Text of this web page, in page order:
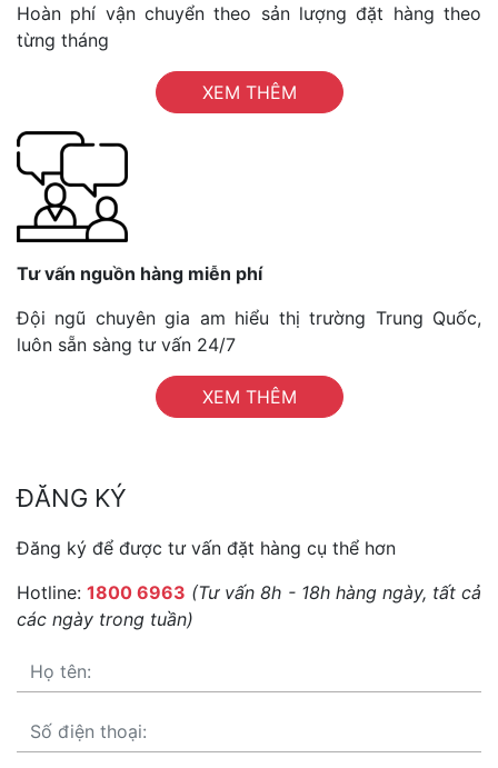
Hoàn phí vận chuyển theo sản lượng đặt hàng theo
từng tháng
XEM THÊM
Tư vấn nguồn hàng miễn phí
Đội ngũ chuyên gia am hiểu thị trường Trung Quốc,
luôn sẵn sàng tư vấn 24/7
XEM THÊM
ĐĂNG KÝ
Đăng ký để được tư vấn đặt hàng cụ thể hơn
Hotline:1800 6963 (Tư vấn 8h - 18h hàng ngày, tất cả
các ngày trong tuần)